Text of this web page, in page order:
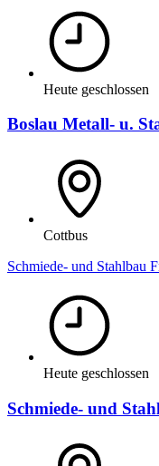
Heute geschlossen
Boslau Metall- u.
Cottbus
Schmiede- und Stahlbau
Heute geschlossen
Schmiede- und